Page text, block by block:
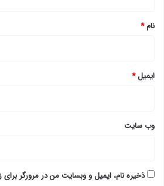
نام*
ایمیل*
وب‌ سایت
ذخیره نام، ایمیل و وبسایت من در مرورگر برای